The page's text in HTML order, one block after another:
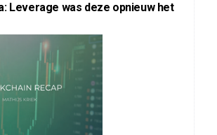
Leverage was deze opnieuw het